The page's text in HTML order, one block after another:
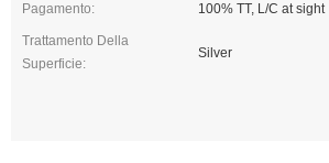
Pagamento: 100% TT, L/C at sight
Trattamento Della
Superficie:
Silver